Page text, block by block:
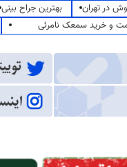
در تهران
بهترین جراح بینی
و خرید سمعک نامرئی